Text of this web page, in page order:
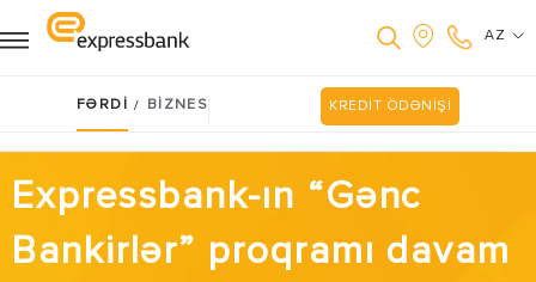
AZ
FƏRDİ / BİZNES KREDİT ÖDƏNİŞİ
Expressbank-ın “Gənc
Bankirlər” proqramı davam